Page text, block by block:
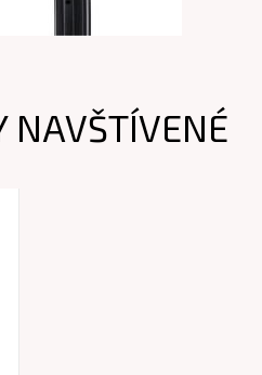
NAVŠTÍVENÉ